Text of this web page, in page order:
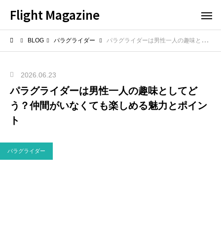
Flight Magazine
BLOG パラグライダー パラグライダーは男性一人の趣味としてどう？仲間がいなくても楽しめる魅力とポイント
2026.06.23
パラグライダーは男性一人の趣味としてど
う？仲間がいなくても楽しめる魅力とポイン
ト
パラグライダー